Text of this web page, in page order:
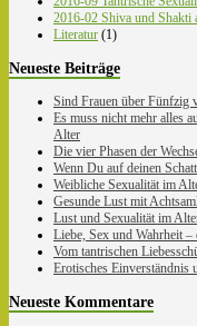
2016-02 Shiva und Shakti
Literatur (1)
Neueste Beiträge
Sind Frauen über Fünfzig
Es muss nicht mehr alles
Alter
Die vier Phasen der
Wenn Du auf deinen
Weibliche Sexualität im
Gesunde Lust mit
Lust und Sexualität im
Liebe, Sex und Wahrheit –
Vom tantrischen
Erotisches Einverständnis
Neueste Kommentare